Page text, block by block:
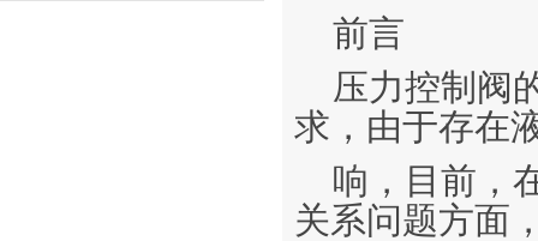
前言
压力控制阀
求，由于存在
响，目前，
关系问题方面